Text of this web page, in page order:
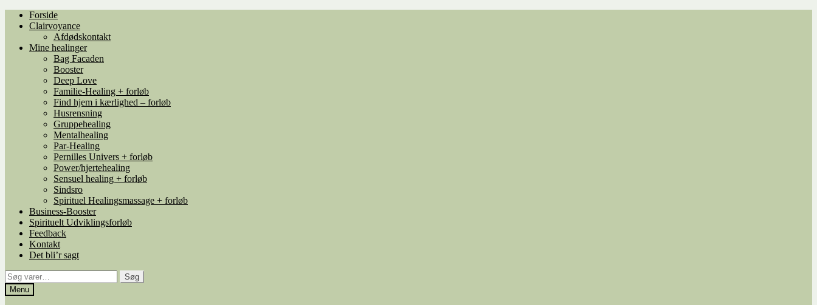
Spring
navigation
SpringForside
Clairvoyance
Afdødskontakt
Mine healinger
Bag Facaden
Booster
Deep Love
Familie-Healing + forløb
Find hjem i kærlighed – forløb
Husrensning
Gruppehealing
Mentalhealing
Par-Healing
Pernilles Univers + forløb
Power/hjertehealing
Sensuel healing + forløb
Sindsro
Spirituel Healingsmassage + forløb
Business-Booster
Spirituelt Udviklingsforløb
Feedback
Kontakt
Det bli’r sagt
Søg
efter:
Søg
Menu